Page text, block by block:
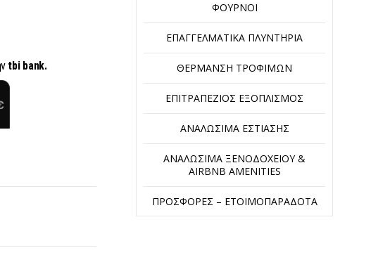
tbi bank.
ΦΟΎΡΝΟΙ
ΕΠΑΓΓΕΛΜΑΤΙΚΆ ΠΛΥΝΤΉΡΙΑ
ΘΈΡΜΑΝΣΗ ΤΡΟΦΊΜΩΝ
ΕΠΙΤΡΑΠΈΖΙΟΣ ΕΞΟΠΛΙΣΜΌΣ
ΑΝΑΛΏΣΙΜΑ ΕΣΤΊΑΣΗΣ
ΑΝΑΛΏΣΙΜΑ ΞΕΝΟΔΟΧΕΊΟΥ &
AIRBNB AMENITIES
ΠΡΟΣΦΟΡΈΣ – ΕΤΟΙΜΟΠΑΡΆΔΟΤΑ